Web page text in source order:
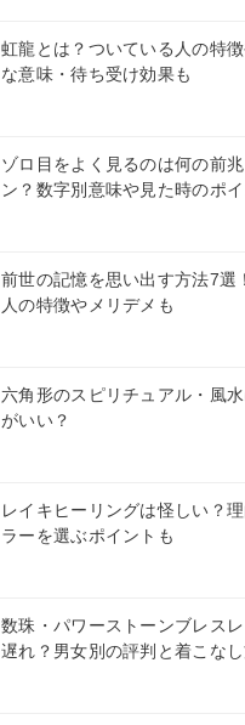
虹龍とは？ついている人の特
な意味・待ち受け効果も
ゾロ目をよく見るのは何の前
ン？数字別意味や見た時のポ
前世の記憶を思い出す方法7選
人の特徴やメリデメも
六角形のスピリチュアル・風
がいい？
レイキヒーリングは怪しい？
ラーを選ぶポイントも
数珠・パワーストーンブレス
遅れ？男女別の評判と着こな